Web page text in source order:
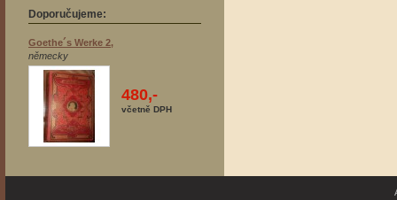
Doporučujeme:
Goethe´s Werke 2,
německy
480,-
včetně DPH